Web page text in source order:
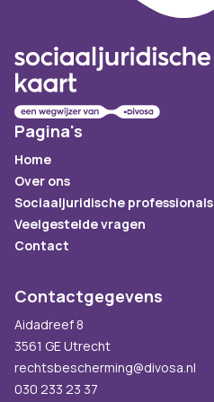
Pagina's
Home
Over ons
Sociaaljuridische professionals
Veelgestelde vragen
Contact
Contactgegevens
Aidadreef 8
3561 GE Utrecht
rechtsbescherming@divosa.nl
030 233 23 37